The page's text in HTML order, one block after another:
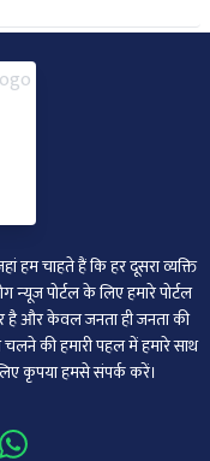
चाहते हैं कि हर दूसरा व्‍यक्ति
पोर्टल के लिए हमारे पोर्टल
है और केवल जनता ही जनता की
की हमारी पहल में हमारे साथ
कृपया हमसे संपर्क करें।